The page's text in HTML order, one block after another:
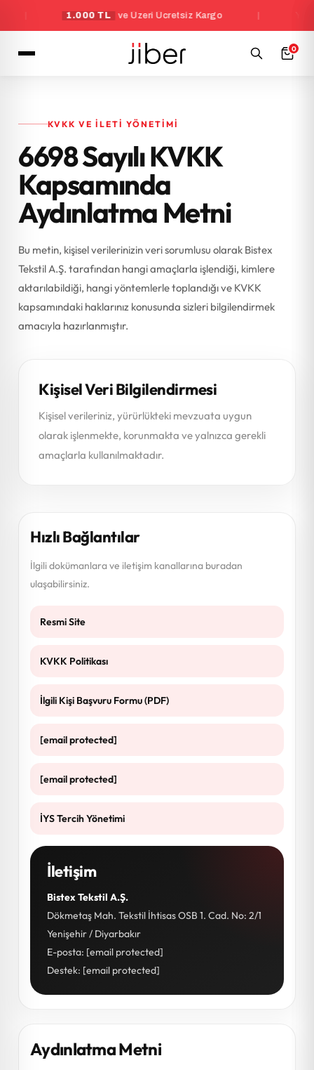
1.000 TL ve Üzeri Ücretsiz Kargo
0
KVKK VE İLETI YÖNETIMI
6698 Sayılı KVKK
Kapsamında
Aydınlatma Metni
Bu metin, kişisel verilerinizin veri sorumlusu olarak Bistex
Tekstil A.Ş. tarafından hangi amaçlarla işlendiği, kimlere
aktarılabildiği, hangi yöntemlerle toplandığı ve KVKK
kapsamındaki haklarınız konusunda sizleri bilgilendirmek
amacıyla hazırlanmıştır.
Kişisel Veri Bilgilendirmesi
Kişisel verileriniz, yürürlükteki mevzuata uygun
olarak işlenmekte, korunmakta ve yalnızca gerekli
amaçlarla kullanılmaktadır.
Hızlı Bağlantılar
İlgili dokümanlara ve iletişim kanallarına buradan
ulaşabilirsiniz.
Resmi Site
KVKK Politikası
İlgili Kişi Başvuru Formu (PDF)
[email protected]
[email protected]
İYS Tercih Yönetimi
İletişim
Bistex Tekstil A.Ş.
Dökmetaş Mah. Tekstil İhtisas OSB 1. Cad. No: 2/1
Yenişehir / Diyarbakır
E-posta: [email protected]
Destek: [email protected]
Aydınlatma Metni